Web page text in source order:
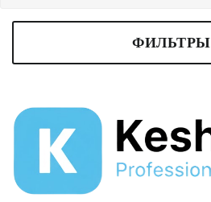
ФИЛЬТРЫ